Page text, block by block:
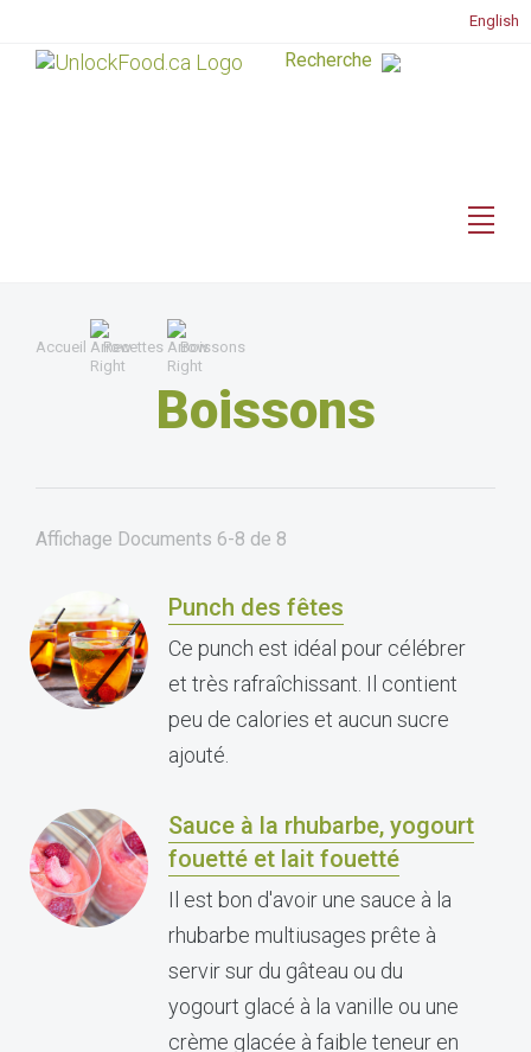
English
Accueil Recettes Boissons
Boissons
Affichage Documents 6-8 de 8
Punch des fêtes
Ce punch est idéal pour célébrer
et très rafraîchissant. Il contient
peu de calories et aucun sucre
ajouté.
Sauce à la rhubarbe, yogourt
fouetté et lait fouetté
Il est bon d'avoir une sauce à la
rhubarbe multiusages prête à
servir sur du gâteau ou du
yogourt glacé à la vanille ou une
crème glacée à faible teneur en